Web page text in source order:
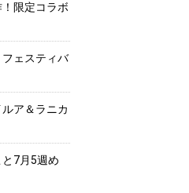
限定コラボ
ェスティバ
ア＆ラニカ
7月5週め